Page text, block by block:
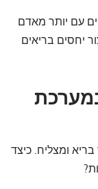
עם יותר מאדם
יחסים בריאים
ומצליח. כיצד